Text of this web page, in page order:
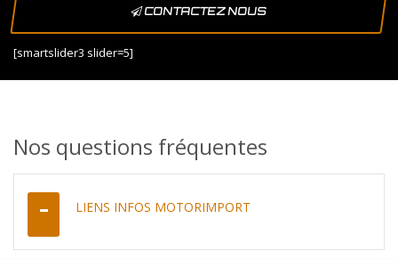
CONTACTEZ NOUS
[smartslider3 slider=5]
Nos questions fréquentes
LIENS INFOS MOTORIMPORT